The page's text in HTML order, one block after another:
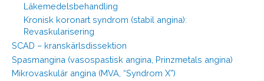
Läkemedelsbehandling
Kronisk koronart syndrom (stabil angina):
Revaskularisering
SCAD – kranskärlsdissektion
Spasmangina (vasospastisk angina, Prinzmetals angina)
Mikrovaskulär angina (MVA, “Syndrom X”)